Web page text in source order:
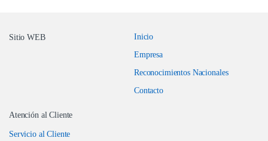
Sitio WEB
Inicio
Empresa
Reconocimientos Nacionales
Contacto
Atención al Cliente
Servicio al Cliente